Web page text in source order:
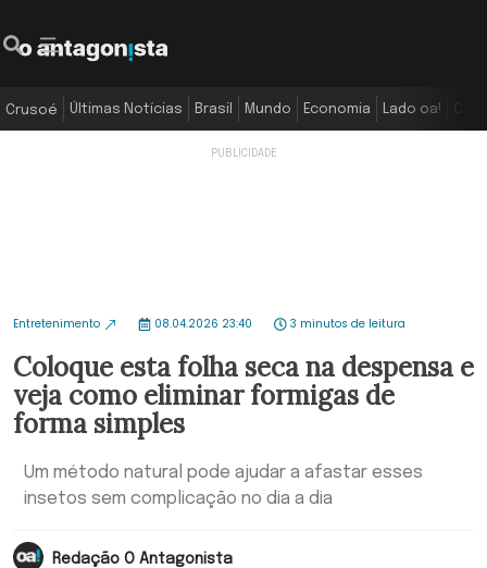
Crusoé Últimas Notícias Brasil Mundo Economia Lado oa!
Entretenimento 08.04.2026 23:40 3 minutos de leitura
Coloque esta folha seca na despensa e
veja como eliminar formigas de
forma simples
Um método natural pode ajudar a afastar esses
insetos sem complicação no dia a dia
Redação O Antagonista